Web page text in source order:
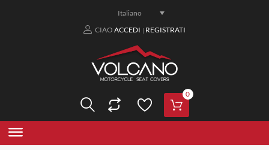
Italiano
CIAO ACCEDI | REGISTRATI
0